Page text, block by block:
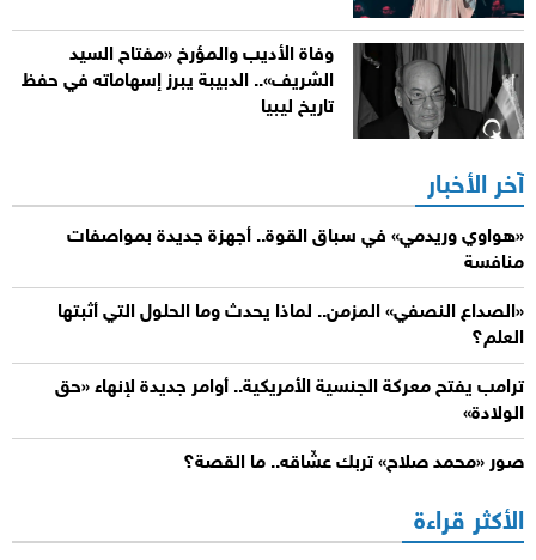
وفاة الأديب والمؤرخ «مفتاح السيد
الشريف».. الدبيبة يبرز إسهاماته في حفظ
تاريخ ليبيا
آخر الأخبار
«هواوي وريدمي» في سباق القوة.. أجهزة جديدة بمواصفات
منافسة
«الصداع النصفي» المزمن.. لماذا يحدث وما الحلول التي أثبتها
العلم؟
ترامب يفتح معركة الجنسية الأمريكية.. أوامر جديدة لإنهاء «حق
الولادة»
صور «محمد صلاح» تربك عشّاقه.. ما القصة؟
الأكثر قراءة